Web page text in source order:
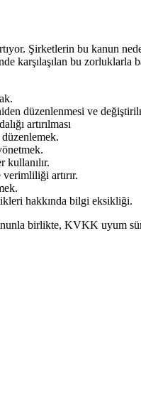
Şirketlerin bu kanun
bu zorluklarla
düzenlenmesi ve
artırılması
artırır.
hakkında bilgi eksikliği.
birlikte, KVKK uyum